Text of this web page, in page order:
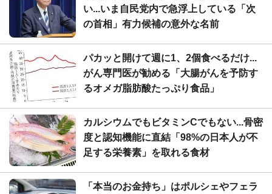
い...いま自民党内で急浮上している「次
の首相」有力候補の意外な名前
パカッと開けて週に1、2個食べるだけ...
がん専門医が勧める「大腸がんを予防す
るオメガ脂肪酸たっぷり食品」
カルシウムでもビタミンCでもない...骨密
度と認知機能に直結「98%の日本人が不
足する栄養素」を取れる食材
「本当のお金持ち」はポルシェやフェラ